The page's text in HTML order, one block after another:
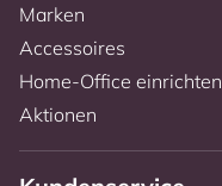
Marken
Accessoires
Home-Office einrichten
Aktionen